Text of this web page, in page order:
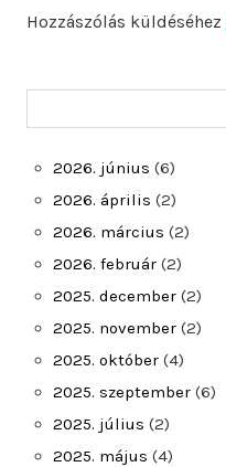
Hozzászólás küldéséhez
2026. június (6)
2026. április (2)
2026. március (2)
2026. február (2)
2025. december (2)
2025. november (2)
2025. október (4)
2025. szeptember (6)
2025. július (2)
2025. május (4)